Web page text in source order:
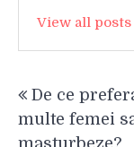
View all
în
articole
De ce
multe femei